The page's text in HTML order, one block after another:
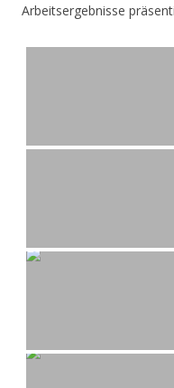
Arbeitsergebnisse